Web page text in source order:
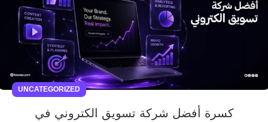
UNCATEGORIZED
كسرة أفضل شركة تسويق الكتروني في